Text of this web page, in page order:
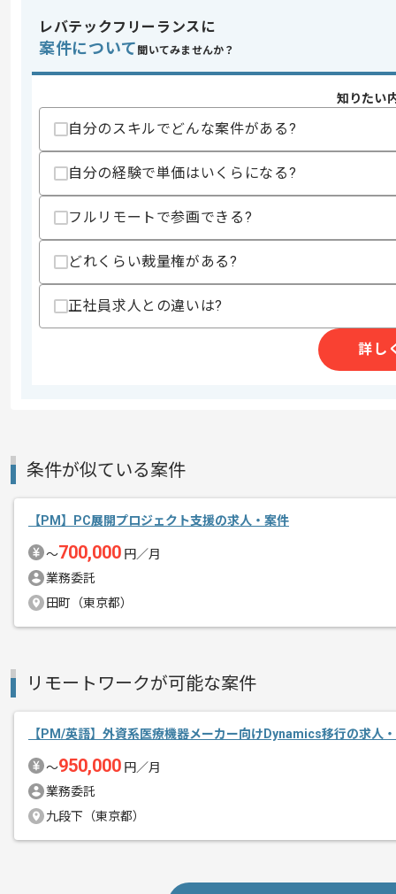
- メンバーへのタスクアサイン
この案件で扱う技術
OS
Windows , Windows
この案件のポイント
業務内容
サーバ構築
特徴
20代活躍中 , 30代活躍
スキル
・AWSおよびWindows領域での要件定
・環境調査や構成整理の実務経験
・トラブル障害やインシデント対応の実
歓迎スキル
・プロジェクトマネジメントまたはチ
・情報システム部門での管理運用経験
その他募集要項
商談回数
1回
メント
レバテックフリーランスに
案件について 聞いてみませんか？
知りたい
自分のスキルでどんな案件がある?
自分の経験で単価はいくらになる?
フルリモートで参画できる?
どれくらい裁量権がある?
正社員求人との違いは?
詳し
条件が似ている案件
【PM】PC展開プロジェクト支援の求人・案件
〜700,000 円／月
業務委託
田町（東京都）
リモートワークが可能な案件
【PM/英語】外資系医療機器メーカー向けDynamics移行の求人
〜950,000 円／月
業務委託
九段下（東京都）